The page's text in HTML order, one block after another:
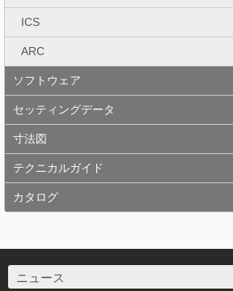
ICS
ARC
ソフトウェア
セッティングデータ
寸法図
テクニカルガイド
カタログ
ニュース